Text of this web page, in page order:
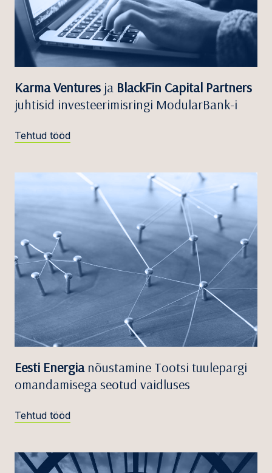
Karma Ventures ja BlackFin Capital Partners
juhtisid investeerimisringi ModularBank-i
Tehtud tööd
Eesti Energianõustamine Tootsi tuulepargi
omandamisega seotud vaidluses
Tehtud tööd